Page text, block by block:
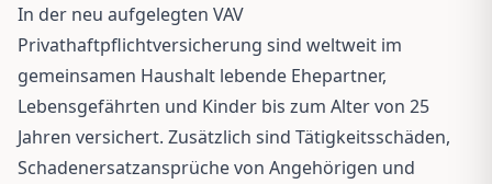
In der neu aufgelegten VAV
Privathaftpflichtversicherung sind weltweit im
gemeinsamen Haushalt lebende Ehepartner,
Lebensgefährten und Kinder bis zum Alter von 25
Jahren versichert. Zusätzlich sind Tätigkeitsschäden,
Schadenersatzansprüche von Angehörigen und